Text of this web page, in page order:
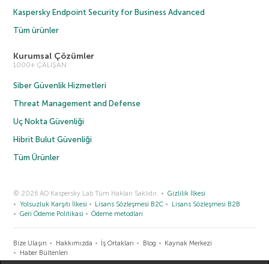
Kaspersky Endpoint Security for Business Advanced
Tüm ürünler
Kurumsal Çözümler
1000+ ÇALIŞAN
Siber Güvenlik Hizmetleri
Threat Management and Defense
Uç Nokta Güvenliği
Hibrit Bulut Güvenliği
Tüm Ürünler
© 2026 AO Kaspersky Lab Tüm Hakları Saklıdır.
Gizlilik İlkesi
Yolsuzluk Karşıtı İlkesi
Lisans Sözleşmesi B2C
Lisans Sözleşmesi B2B
Geri Ödeme Politikasi
Ödeme metodları
Bize Ulaşın Hakkımızda İş Ortakları Blog
Kaynak Merkezi
Haber Bültenleri